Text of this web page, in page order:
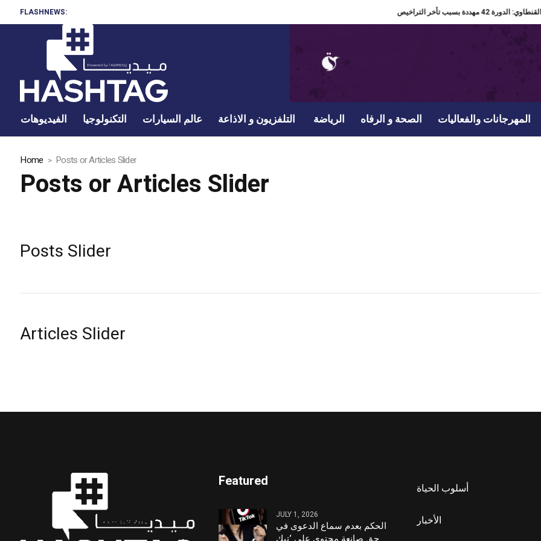
FLASHNEWS: الدورة 42 مهددة بسبب تأخر التراخيص
الفيديوهات التكنولوجيا عالم السيارات التلفزيون و الاذاعة الرياضة الصحة و الرفاه المهرجانات والفعاليات
Home Posts or Articles Slider
Posts or Articles Slider
Posts Slider
Articles Slider
Featured
JULY 1, 2026
الحكم بعدم سماع الدعوى في
أسلوب الحياة
الأخبار